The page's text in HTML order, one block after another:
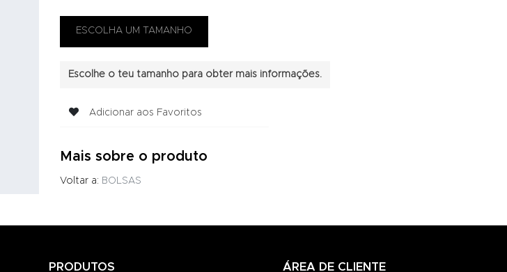
Escolhe o teu tamanho para obter mais informações.
Adicionar aos Favoritos
Mais sobre o produto
Voltar a: BOLSAS
PRODUTOS ÁREA DE CLIENTE